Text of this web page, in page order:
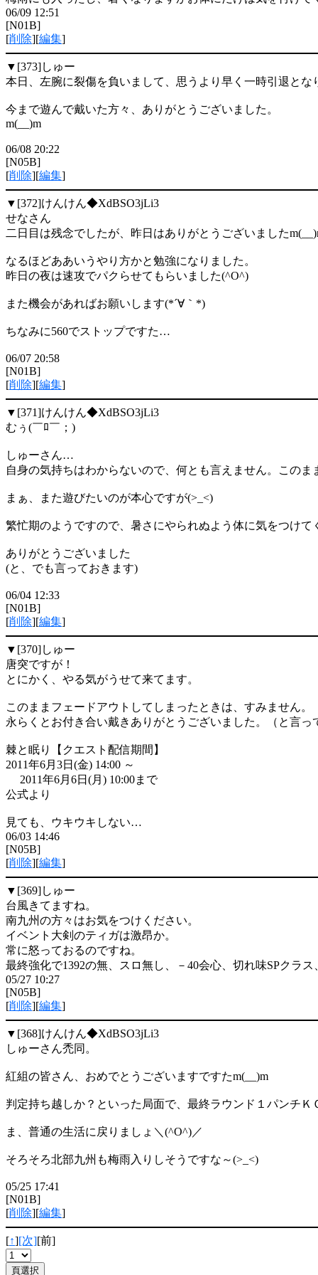
06/09 12:51
[N01B]
[削除][編集]
▼[373]しゅー
本日、左腕に裂傷を負いまして、思うより早く一時引退とな
今まで遊んで戴いた方々、ありがとうございました。
m(__)m
06/08 20:22
[N05B]
[削除][編集]
▼[372]けんけん◆XdBSO3jLi3
せなさん
二日目は残念でしたが、昨日はありがとうございました
なるほどああいうやり方かと勉強になりました。
昨日の夜は速攻でパクらせてもらいました(^O^)
また機会があればお願いします(*´∀｀*)
ちなみに560でストップですた…
06/07 20:58
[N01B]
[削除][編集]
▼[371]けんけん◆XdBSO3jLi3
むぅ(￣ﾛ￣；)
しゅーさん…
自身の気持ちはわからないので、何とも言えません。この
まぁ、また遊びたいのが本心ですが(>_<)
繁忙期のようですので、暑さにやられぬよう体に気をつけて
ありがとうございました
(と、でも言っておきます)
06/04 12:33
[N01B]
[削除][編集]
▼[370]しゅー
唐突ですが！
とにかく、やる気がうせて来てます。
このままフェードアウトしてしまったときは、すみません。
永らくとお付き合い戴きありがとうございました。（と言っ
棘と眠り【クエスト配信期間】
2011年6月3日(金) 14:00 ～
2011年6月6日(月) 10:00まで
公式より
見ても、ウキウキしない…
06/03 14:46
[N05B]
[削除][編集]
▼[369]しゅー
台風きてますね。
南九州の方々はお気をつけください。
イベント大剣のティガは激昂か。
常に怒っておるのですね。
最終強化で1392の無、スロ無し、－40会心、切れ味SPクラス
05/27 10:27
[N05B]
[削除][編集]
▼[368]けんけん◆XdBSO3jLi3
しゅーさん禿同。
紅組の皆さん、おめでとうございますですたm(__)m
判定持ち越しか？といった局面で、最終ラウンド１パンチＫ
ま、普通の生活に戻りましょ＼(^O^)／
そろそろ北部九州も梅雨入りしそうですな～(>_<)
05/25 17:41
[N01B]
[削除][編集]
[↑][次][前]